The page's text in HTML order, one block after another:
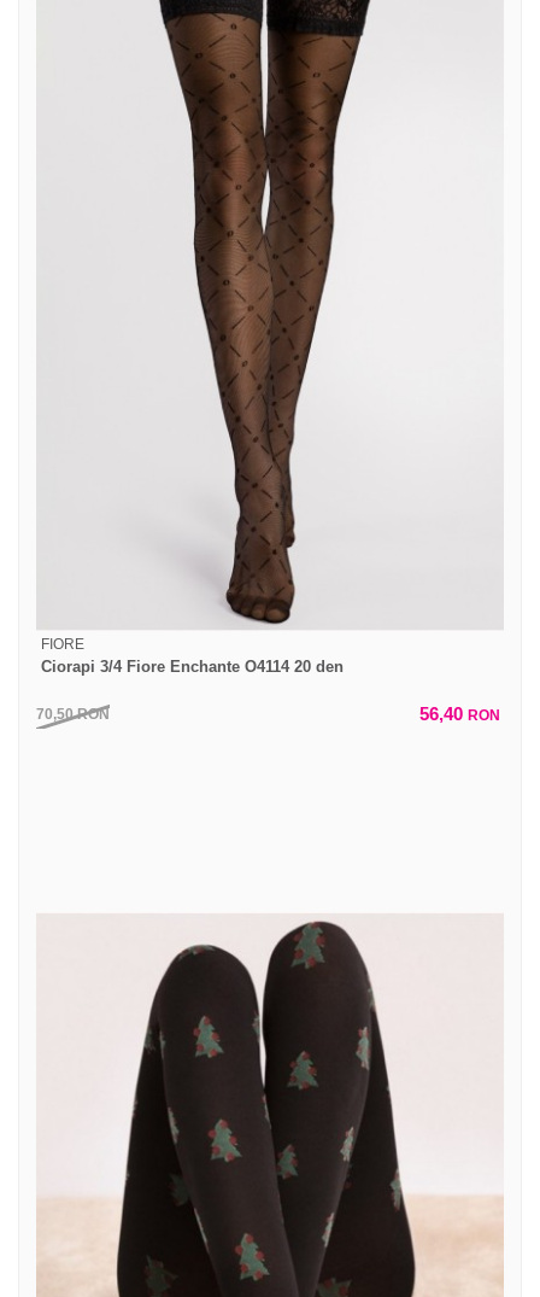
FIORE
Ciorapi 3/4 Fiore Enchante O4114 20 den
70,50RON 56,40 RON